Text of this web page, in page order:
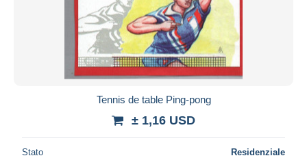
Tennis de table Ping-pong
± 1,16 USD
Stato Residenziale